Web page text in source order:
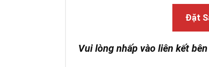
Đặt
Vui lòng nhấp vào liên kết